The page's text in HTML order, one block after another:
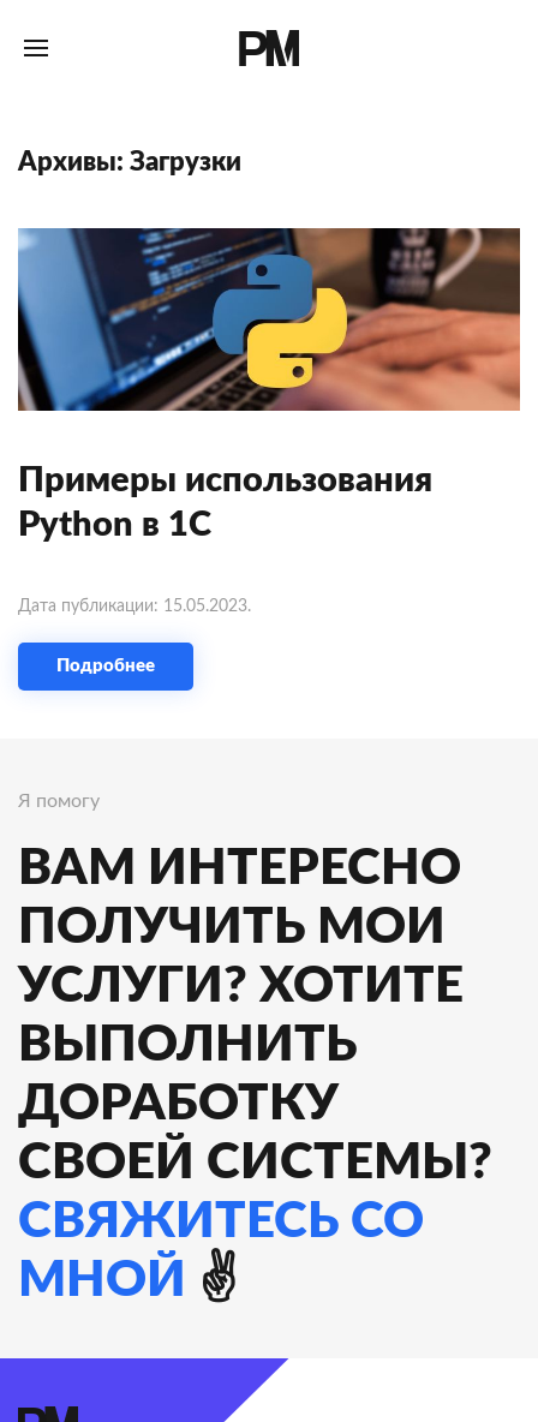
Архивы: Загрузки
Примеры использования
Python в 1С
Дата публикации: 15.05.2023.
Подробнее
Я помогу
ВАМ ИНТЕРЕСНО
ПОЛУЧИТЬ МОИ
УСЛУГИ? ХОТИТЕ
ВЫПОЛНИТЬ
ДОРАБОТКУ
СВОЕЙ СИСТЕМЫ?
СВЯЖИТЕСЬ СО
МНОЙ ✌️